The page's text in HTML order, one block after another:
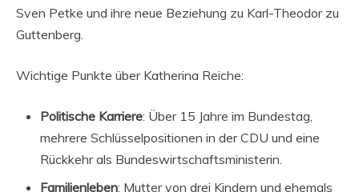
Sven Petke und ihre neue Beziehung zu Karl-Theodor zu
Guttenberg.
Wichtige Punkte über Katherina Reiche:
Politische Karriere: Über 15 Jahre im Bundestag,
mehrere Schlüsselpositionen in der CDU und eine
Rückkehr als Bundeswirtschaftsministerin.
Familienleben: Mutter von drei Kindern und ehemals